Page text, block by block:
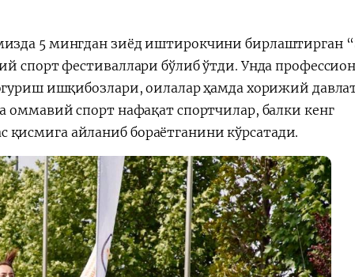
5 мингдан зиёд иштирокчини бирлаштирган
спорт фестиваллари бўлиб ўтди. Унда
ишқибозлари, оилалар ҳамда хорижий
оммавий спорт нафақат спортчилар, балки кенг
айланиб бораётганини кўрсатади.